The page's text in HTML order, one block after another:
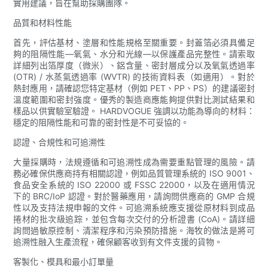
實用建議，旨在幫助採購團隊。
品質和材料性能
首先，評估基材、塗層和性能規格至關重要。封蓋箔必須具備足
夠的阻隔性能—氧氣、水分和光線—以保護產品完整性。請索取
詳細列出箔厚度（微米）、鋁含量、密封層成分以及氧氣透過率
(OTR) / 水蒸氣透過率 (WVTR) 的技術資料表（如適用）。對於
熱封應用，請確認您特定基材（例如 PET、PP、PS）的建議密封
溫度範圍和密封強度。優秀的製造商應能夠提供對比測試結果和
樣品以供實驗室驗證。 HARDVOGUE 強調以功能為導向的材料：
穩定的阻隔性能和可靠的密封性是不可妥協的。
認證、合規性和可追溯性
大量採購時，法規遵循和可追溯性成為需要重點管理的風險。請
務必確保供應商持有相關認證，例如品質管理系統的 ISO 9001、
食品安全系統的 ISO 22000 或 FSSC 22000，以及在適用情況
下的 BRC/IoP 認證。對於醫藥應用，請詢問供應商的 GMP 合規
性以及支持法規申報的文件。可追溯系統應支援從原材料到成品
捲材的批次級追踪，並包含每次交付的分析證書 (CoA)。請詳細
詢問過敏原控制、清潔程序和污染預防措施。海牧的做法是將可
追溯性融入生產流程，確保顧客收到有文件支援的貨物。
客製化、模具和最小訂單量